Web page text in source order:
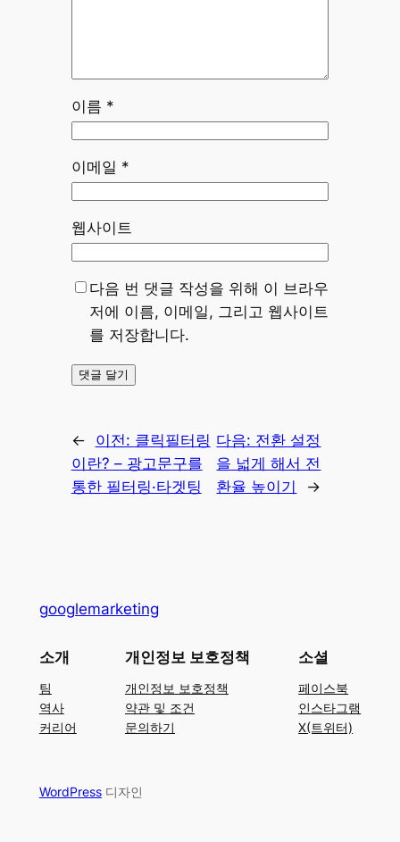
이름 *
이메일 *
웹사이트
다음 번 댓글 작성을 위해 이 브라우
저에 이름, 이메일, 그리고 웹사이트
를 저장합니다.
← 이전: 클릭필터링
이란? – 광고문구를
통한 필터링·타겟팅
다음: 전환 설정
을 넓게 해서 전
환율 높이기
→
googlemarketing
소개
팀
역사
커리어
개인정보 보호정책
개인정보 보호정책
약관 및 조건
문의하기
소셜
페이스북
인스타그램
X(트위터)
WordPress디자인